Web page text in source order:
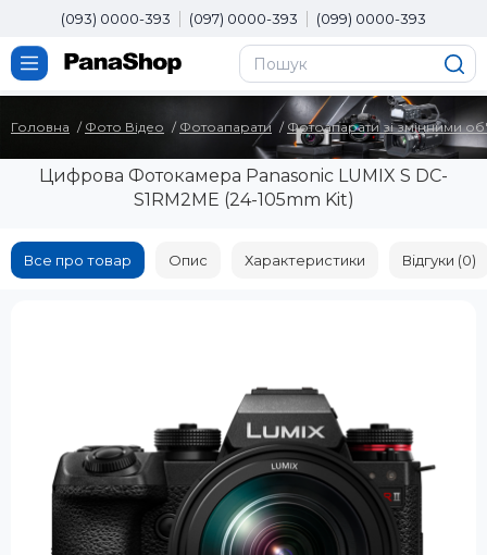
(093) 0000-393 (097) 0000-393 (099) 0000-393
Головна Фото Вiдео Фотоапарати Фотоапарати зі змінними
Цифрова Фотокамера Panasonic LUMIX S DC-
S1RM2ME (24-105mm Kit)
Все про товар Опис Характеристики Відгуки (0)